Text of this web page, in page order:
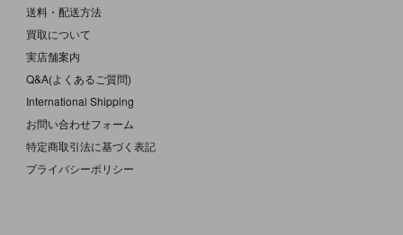
送料・配送方法
買取について
実店舗案内
Q&A(よくあるご質問)
International Shipping
お問い合わせフォーム
特定商取引法に基づく表記
プライバシーポリシー